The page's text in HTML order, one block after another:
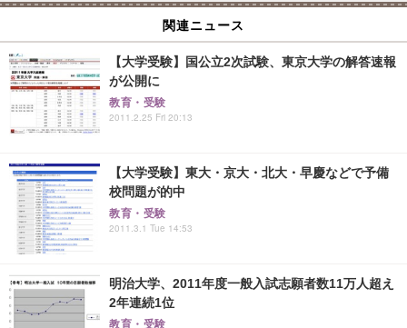
関連ニュース
【大学受験】国公立2次試験、東京大学の解答速報
が公開に
教育・受験
2011.2.25 Fri 20:13
【大学受験】東大・京大・北大・早慶などで予備
校問題が的中
教育・受験
2011.3.1 Tue 14:53
明治大学、2011年度一般入試志願者数11万人超え
2年連続1位
教育・受験